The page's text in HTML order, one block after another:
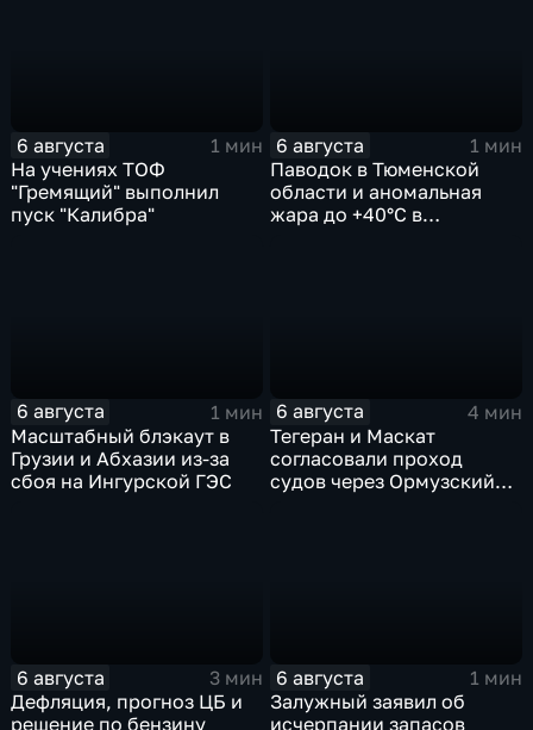
6 августа
1 мин
На учениях ТОФ
"Гремящий" выполнил
пуск "Калибра"
6 августа
1 мин
Паводок в Тюменской
области и аномальная
жара до +40°C в
6 августа
1 мин
Масштабный блэкаут в
Грузии и Абхазии из-за
сбоя на Ингурской ГЭС
6 августа
4 мин
Тегеран и Маскат
согласовали проход
судов через Ормузский
6 августа
3 мин
Дефляция, прогноз ЦБ и
решение по бензину
6 августа
1 мин
Залужный заявил об
исчерпании запасов